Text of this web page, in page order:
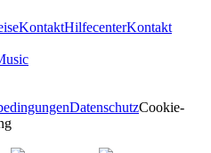
KontaktHilfecenterKontakt
DatenschutzCookie-